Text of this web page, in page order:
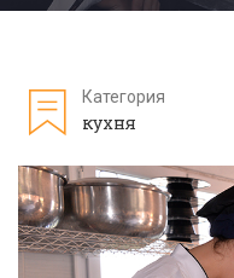
Категория
кухня